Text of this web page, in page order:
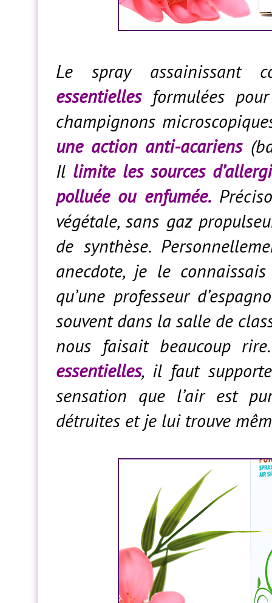
Le spray
essentiellesformulées
champignons
une action anti-acariens
Il limite les sources
polluée ou enfumée.
végétale, sans gaz
de synthèse.
anecdote, je le
qu’une professeur
souvent dans la salle de
nous faisait beaucoup
essentielles, il faut
sensation que l’air est
détruites et je lui trouve